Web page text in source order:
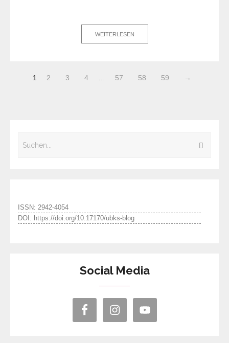
WEITERLESEN
1 2 3 4 57 58 59 →
ISSN: 2942-4054
DOI: https://doi.org/10.17170/ubks-blog
Social Media